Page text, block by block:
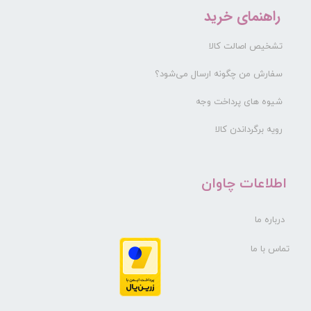
راهنمای خرید
تشخیص اصالت کالا
سفارش من چگونه ارسال می‌شود؟
شیوه های پرداخت وجه
رویه برگرداندن کالا
​اطلاعات چاوان
درباره ما
تماس با ما